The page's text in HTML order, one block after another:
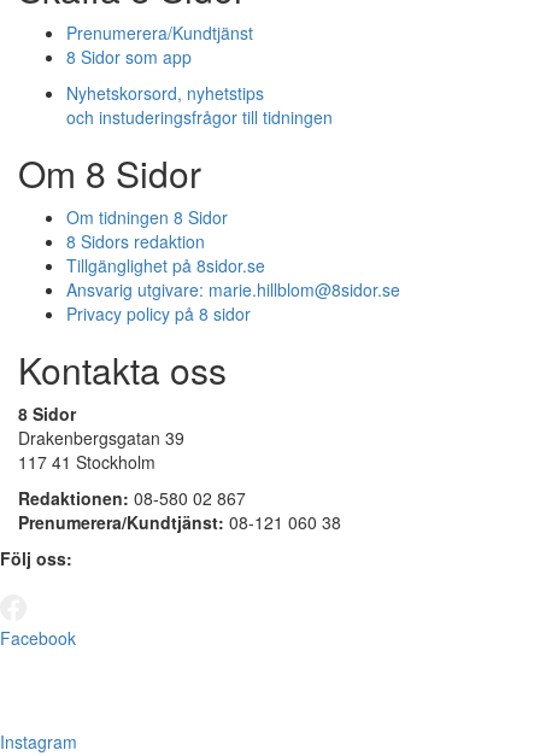
Prenumerera/Kundtjänst
8 Sidor som app
Nyhetskorsord, nyhetstips
och instuderingsfrågor till tidningen
Om 8 Sidor
Om tidningen 8 Sidor
8 Sidors redaktion
Tillgänglighet på 8sidor.se
Ansvarig utgivare: marie.hillblom@8sidor.se
Privacy policy på 8 sidor
Kontakta oss
8 Sidor
Drakenbergsgatan 39
117 41 Stockholm
Redaktionen: 08-580 02 867
Prenumerera/Kundtjänst: 08-121 060 38
Följ oss:
Facebook
Instagram